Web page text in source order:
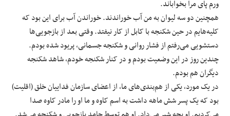
ورم پای مرا بخواباند.
همچنین دو سه لیوان به من آب خوراندند. خوراندن آب برای این بود که
کلیه‌هایم در حین شکنجه با کابل از کار نیفتد. وقتی بعد از بازجویی‌ها
دستشویی می‌رفتم از فشار روانی و شکنجه جسمانی، پریود شده بودم.
چندین روز در این وضعیت بودم و در کنار شکنجه خودم، شاهد شکنجه
دیگران هم بودم.
در یک مورد، یکی از هم‌بندی‌های ما، از اعضای سازمان فداییان خلق (اقلیت)
بود که یک پسر شش ماهه داشت به اسم کاوه و ما او را مادر کاوه صدا